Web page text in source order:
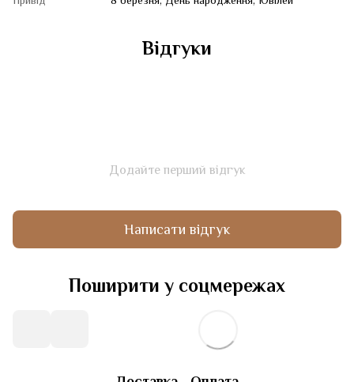
Відгуки
Додайте перший відгук
Написати відгук
Поширити у соцмережах